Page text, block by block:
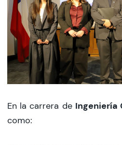
En la carrera de Ingeniería
como: